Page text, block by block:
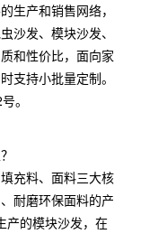
生产和销售网络，
沙发、模块沙发、
和性价比，面向家
支持小批量定制。
。
充料、面料三大核
耐磨环保面料的产
产的模块沙发，在